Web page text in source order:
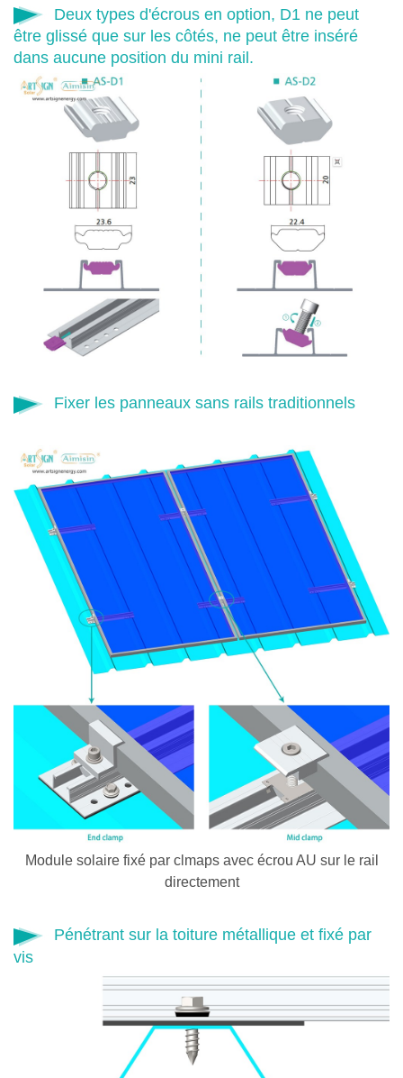
Deux types d'écrous en option, D1 ne peut
être glissé que sur les côtés, ne peut être inséré
dans aucune position du mini rail.
Fixer les panneaux sans rails traditionnels
Module solaire fixé par clmaps avec écrou AU sur le rail
directement
Pénétrant sur la toiture métallique et fixé par
vis